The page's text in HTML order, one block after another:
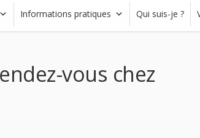
Informations pratiques Qui suis-je ?
vous chez